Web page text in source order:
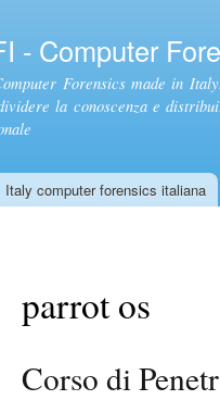
- Computer
Forensics made in
la conoscenza e
computer forensics italiana
parrot os
Corso di